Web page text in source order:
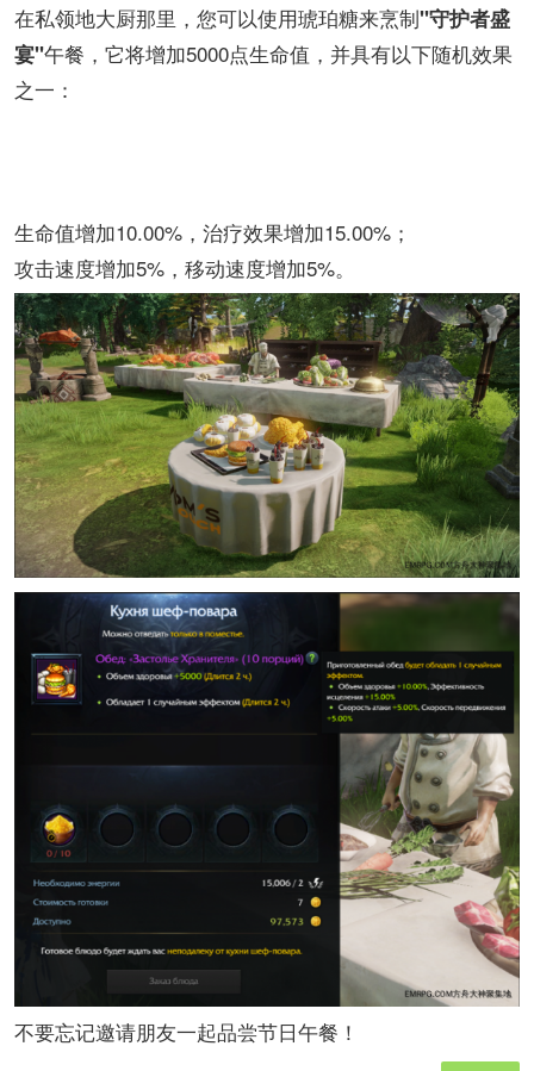
在私领地大厨那里，您可以使用琥珀糖来烹制"守护者盛
宴"午餐，它将增加5000点生命值，并具有以下随机效果
之一：
生命值增加10.00%，治疗效果增加15.00%；
攻击速度增加5%，移动速度增加5%。
不要忘记邀请朋友一起品尝节日午餐！